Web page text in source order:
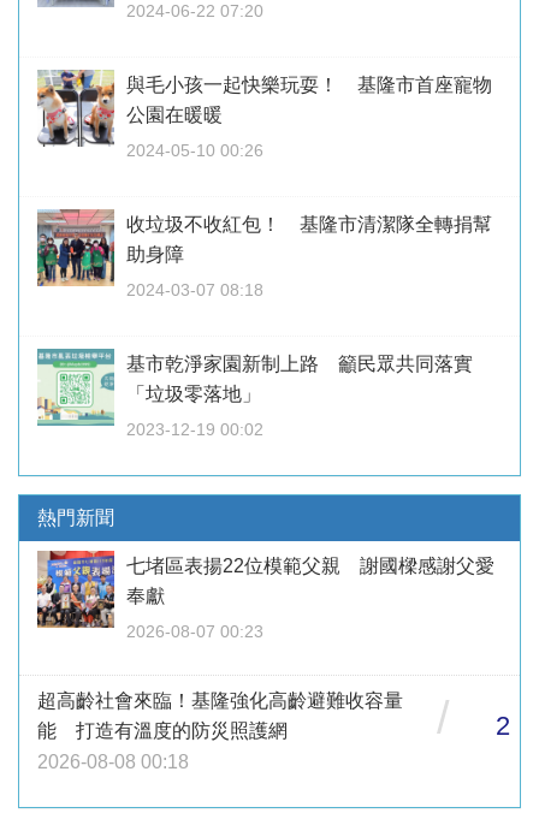
2024-06-22 07:20
與毛小孩一起快樂玩耍！ 基隆市首座寵物
公園在暖暖
2024-05-10 00:26
收垃圾不收紅包！ 基隆市清潔隊全轉捐幫
助身障
2024-03-07 08:18
基市乾淨家園新制上路 籲民眾共同落實
「垃圾零落地」
2023-12-19 00:02
熱門新聞
七堵區表揚22位模範父親 謝國樑感謝父愛
奉獻
2026-08-07 00:23
超高齡社會來臨！基隆強化高齡避難收容量
能 打造有溫度的防災照護網
2026-08-08 00:18
/ 2